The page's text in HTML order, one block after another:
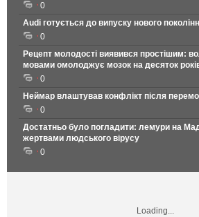
0
Audi готується до випуску нового
0
Рецепт молодості виявився простішим:
мовами омолоджує мозок на десяток
0
Неймар влаштував конфлікт після
0
Достатньо було погладити: лемури на
жертвами людського вірусу
0
Loading...